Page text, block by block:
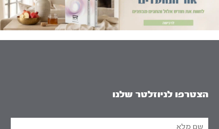
הצטרפו לניוזלטר שלנו